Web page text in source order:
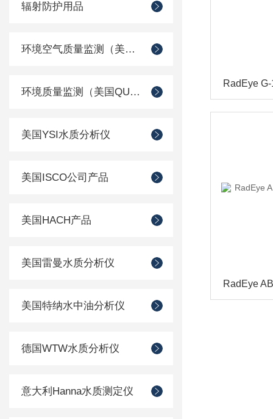
辐射防护用品
环境空气质量监测（美国Met one）
环境质量监测（美国QUEST）
美国YSI水质分析仪
美国ISCO公司产品
美国HACH产品
美国雷曼水质分析仪
美国特纳水中油分析仪
德国WTW水质分析仪
意大利Hanna水质测定仪
RadEye